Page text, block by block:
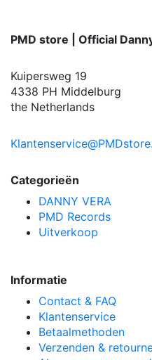
PMD store | Official
Kuipersweg 19
4338 PH Middelburg
the Netherlands
Categorieën
DANNY VERA
PMD Records
Uitverkoop
Informatie
Contact & FAQ
Klantenservice
Betaalmethoden
Verzenden &